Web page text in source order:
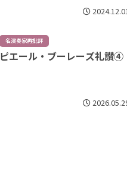
名演奏家再批評
ピエール・ブーレーズ礼讃④